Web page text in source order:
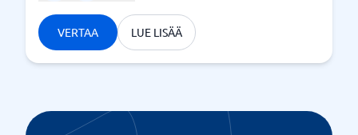
VERTAA LUE LISÄÄ